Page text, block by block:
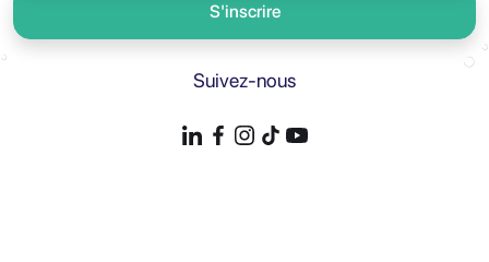
S'inscrire
Suivez-nous